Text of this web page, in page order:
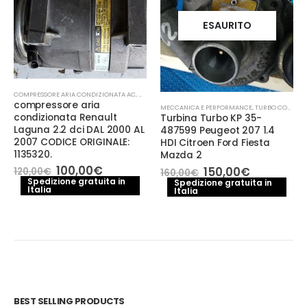
COMPRESSORE ARIA CONDIZIONATA AC,MECCANICA E PERFORMANCE
compressore aria
condizionata Renault
Laguna 2.2 dci DAL 2000 AL
2007 CODICE ORIGINALE:
1135320.
120,00€ Il
prezzo
originale
100,00€Il
prezzo
attuale
Spedizione gratuita in
Italia
ESAURITO
MECCANICA E PERFORMANCE,TURBO COMPRESSORE- TURBINA
Turbina Turbo KP 35-
487599 Peugeot 207 1.4
HDI Citroen Ford Fiesta
Mazda 2
160,00€ Il
prezzo
originale
150,00€Il
prezzo
attuale
Spedizione gratuita in
Italia
BEST SELLING PRODUCTS